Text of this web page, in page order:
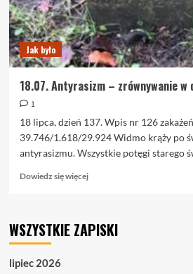
Jak było
18.07. Antyrasizm – zrównywanie w
1
18 lipca, dzień 137. Wpis nr 126
39.746/1.618/29.924 Widmo krąży po
antyrasizmu. Wszystkie potęgi starego
Dowiedz się więcejDowiedz
18.07.
WSZYSTKIE ZAPISKI
lipiec 2026